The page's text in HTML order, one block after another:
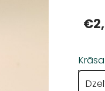
Krāsa